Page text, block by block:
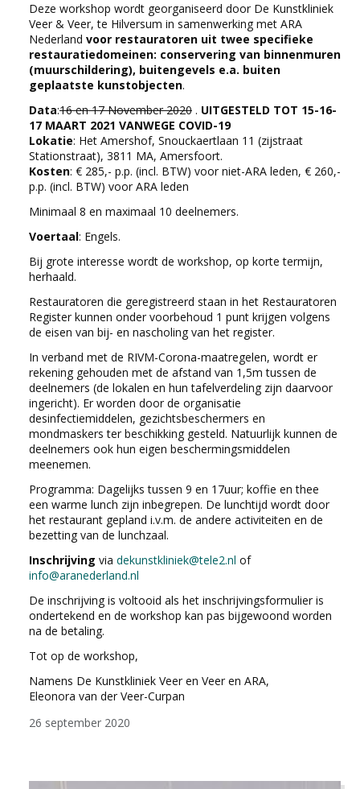
Deze workshop wordt georganiseerd door De Kunstkliniek
Veer & Veer, te Hilversum in samenwerking met ARA
Nederland voor restauratoren uit twee specifieke
restauratiedomeinen: conservering van binnenmuren
(muurschildering), buitengevels e.a. buiten
geplaatste kunstobjecten.
Data:16 en 17 November 2020 . UITGESTELD TOT 15-16-
17 MAART 2021 VANWEGE COVID-19
Lokatie: Het Amershof, Snouckaertlaan 11 (zijstraat
Stationstraat), 3811 MA, Amersfoort.
Kosten: € 285,- p.p. (incl. BTW) voor niet-ARA leden, € 260,-
p.p. (incl. BTW) voor ARA leden
Minimaal 8 en maximaal 10 deelnemers.
Voertaal: Engels.
Bij grote interesse wordt de workshop, op korte termijn,
herhaald.
Restauratoren die geregistreerd staan in het Restauratoren
Register kunnen onder voorbehoud 1 punt krijgen volgens
de eisen van bij- en nascholing van het register.
In verband met de RIVM-Corona-maatregelen, wordt er
rekening gehouden met de afstand van 1,5m tussen de
deelnemers (de lokalen en hun tafelverdeling zijn daarvoor
ingericht). Er worden door de organisatie
desinfectiemiddelen, gezichtsbeschermers en
mondmaskers ter beschikking gesteld. Natuurlijk kunnen de
deelnemers ook hun eigen beschermingsmiddelen
meenemen.
Programma: Dagelijks tussen 9 en 17uur; koffie en thee
een warme lunch zijn inbegrepen. De lunchtijd wordt door
het restaurant gepland i.v.m. de andere activiteiten en de
bezetting van de lunchzaal.
Inschrijving via dekunstkliniek@tele2.nl of
info@aranederland.nl
De inschrijving is voltooid als het inschrijvingsformulier is
ondertekend en de workshop kan pas bijgewoond worden
na de betaling.
Tot op de workshop,
Namens De Kunstkliniek Veer en Veer en ARA,
Eleonora van der Veer-Curpan
26 september 2020